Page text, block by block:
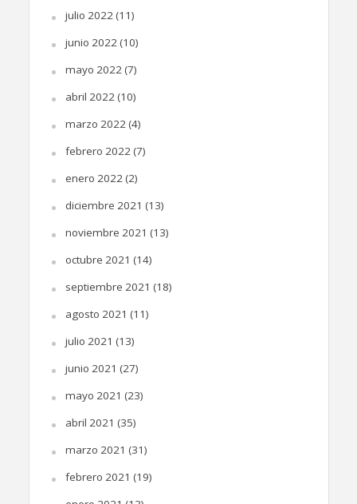
julio 2022(11)
junio 2022(10)
mayo 2022(7)
abril 2022(10)
marzo 2022(4)
febrero 2022(7)
enero 2022(2)
diciembre 2021 (13)
noviembre 2021 (13)
octubre 2021 (14)
septiembre 2021 (18)
agosto 2021 (11)
julio 2021 (13)
junio 2021 (27)
mayo 2021 (23)
abril 2021 (35)
marzo 2021 (31)
febrero 2021 (19)